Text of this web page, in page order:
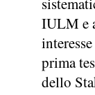
IULM e
prima
dello